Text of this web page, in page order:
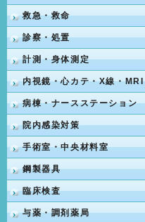
救急・救命
診察・処置
計測・身体測定
内視鏡・心カテ・X線・MRI
病棟・ナースステーション
院内感染対策
手術室・中央材料室
鋼製器具
臨床検査
与薬・調剤薬局